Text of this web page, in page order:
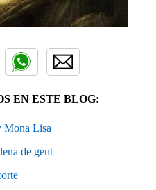
EN ESTE BLOG:
Mona Lisa
de gent